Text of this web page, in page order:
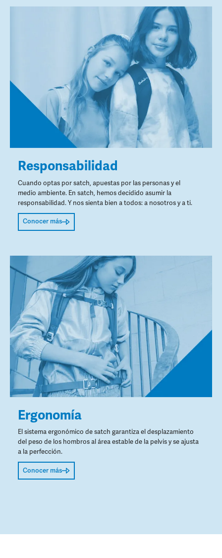
Responsabilidad
Cuando optas por satch, apuestas por las personas y el
medio ambiente. En satch, hemos decidido asumir la
responsabilidad. Y nos sienta bien a todos: a nosotros y a ti.
Conocer más
Ergonomía
El sistema ergonómico de satch garantiza el desplazamiento
del peso de los hombros al área estable de la pelvis y se ajusta
a la perfección.
Conocer más